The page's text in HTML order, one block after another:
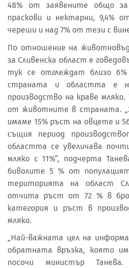
48% от заявените общо
праскови и нектарни, 9,4%
череши и над 7% от тези с
По отношение на
за Сливенска област е
тук се отглеждат близо
страната и областта е
производство на краве
от животните в страната.
имаме 15% ръст на овцете и
същия период
областта се увеличава
мляко с 11%“, подчерта
биволите 5 % от
територията на област
отчита ръст от 72 % в
категория и ръст в
мляко.
„Най-важната цел на
обратната връзка, която
посочи министър